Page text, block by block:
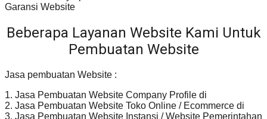
Garansi Website
Beberapa Layanan Website Kami Untuk
Pembuatan Website
Jasa pembuatan Website :
1. Jasa Pembuatan Website Company Profile di
2. Jasa Pembuatan Website Toko Online / Ecommerce di
3. Jasa Pembuatan Website Instansi / Website Pemerintahan